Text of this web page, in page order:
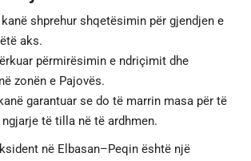
shprehur shqetësimin për gjendjen e
aks.
përmirësimin e ndriçimit dhe
zonën e Pajovës.
garantuar se do të marrin masa për të
ngjarje të tilla në të ardhmen.
në Elbasan–Peqin është një